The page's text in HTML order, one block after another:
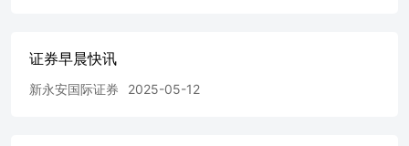
行一些初步准备，但尚未签署任何合作或服务协议。 ◆奥
克斯电气、三花智控等五企业前日同时递表申请上市：前日
证券早晨快讯
新永安国际证券 2025-05-12